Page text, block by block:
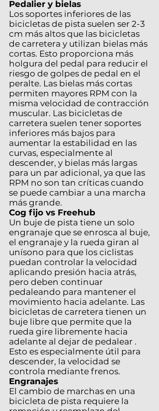
Pedalier y bielas
Los soportes inferiores de las
bicicletas de pista suelen ser 2-3
cm más altos que las bicicletas
de carretera y utilizan bielas más
cortas. Esto proporciona más
holgura del pedal para reducir el
riesgo de golpes de pedal en el
peralte. Las bielas más cortas
permiten mayores RPM con la
misma velocidad de contracción
muscular. Las bicicletas de
carretera suelen tener soportes
inferiores más bajos para
aumentar la estabilidad en las
curvas, especialmente al
descender, y bielas más largas
para un par adicional, ya que las
RPM no son tan críticas cuando
se puede cambiar a una marcha
más grande.
Cog fijo vs Freehub
Un buje de pista tiene un solo
engranaje que se enrosca al buje,
el engranaje y la rueda giran al
unísono para que los ciclistas
puedan controlar la velocidad
aplicando presión hacia atrás,
pero deben continuar
pedaleando para mantener el
movimiento hacia adelante. Las
bicicletas de carretera tienen un
buje libre que permite que la
rueda gire libremente hacia
adelante al dejar de pedalear .
Esto es especialmente útil para
descender, la velocidad se
controla mediante frenos.
Engranajes
El cambio de marchas en una
bicicleta de pista requiere la